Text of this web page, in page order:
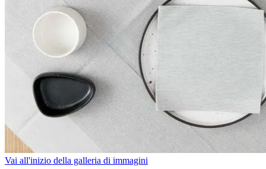
Vai all'inizio della galleria di immagini